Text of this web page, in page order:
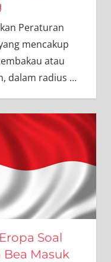
Peraturan
mencakup
atau
dalam radius …
Soal
Masuk